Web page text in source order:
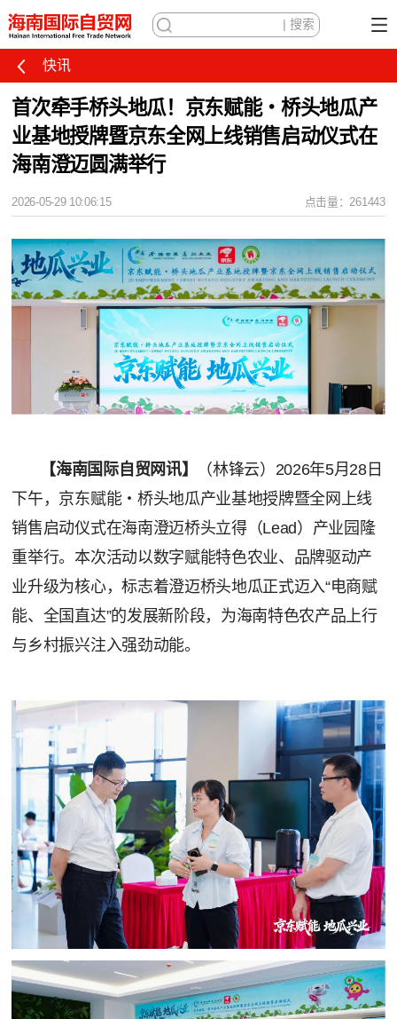
快讯
首次牵手桥头地瓜！京东赋能・桥头地瓜产
业基地授牌暨京东全网上线销售启动仪式在
海南澄迈圆满举行
2026-05-29 10:06:15 点击量：261443
【海南国际自贸网讯】
（林锋云）2026年5月28日
下午，京东赋能・桥头地瓜产业基地授牌暨全网上线
销售启动仪式在海南澄迈桥头立得（Lead）产业园隆
重举行。本次活动以数字赋能特色农业、品牌驱动产
业升级为核心，标志着澄迈桥头地瓜正式迈入“电商赋
能、全国直达”的发展新阶段，为海南特色农产品上行
与乡村振兴注入强劲动能。